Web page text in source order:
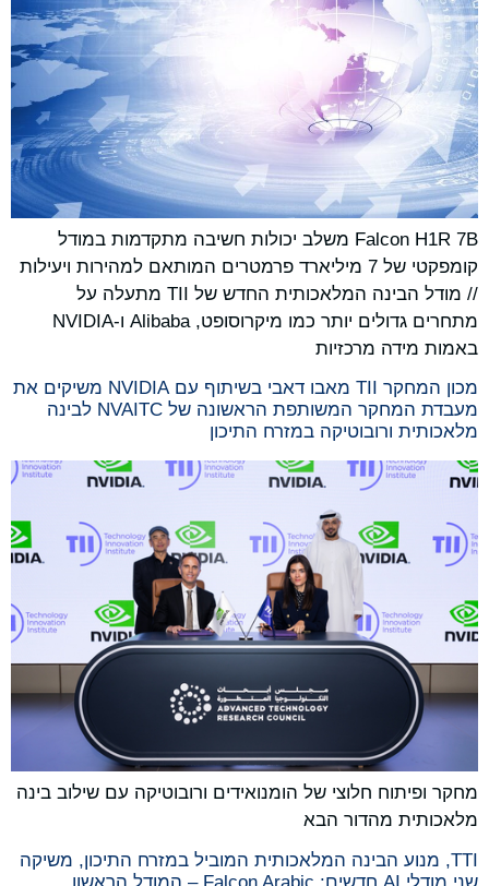
Falcon H1R 7B משלב יכולות חשיבה מתקדמות במודל
קומפקטי של 7 מיליארד פרמטרים המותאם למהירות ויעילות
// מודל הבינה המלאכותית החדש של TII מתעלה על
מתחרים גדולים יותר כמו מיקרוסופט, ‏Alibaba ו-NVIDIA
באמות מידה מרכזיות
מכון המחקר TII מאבו דאבי בשיתוף עם NVIDIA משיקים את
מעבדת המחקר המשותפת הראשונה של NVAITC לבינה
מלאכותית ורובוטיקה במזרח התיכון
מחקר ופיתוח חלוצי של הומנואידים ורובוטיקה עם שילוב בינה
מלאכותית מהדור הבא
TTI, מנוע הבינה המלאכותית המוביל במזרח התיכון, משיקה
שני מודלי AI חדשים: Falcon Arabic – המודל הראשון